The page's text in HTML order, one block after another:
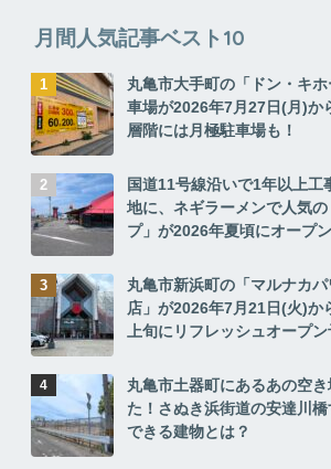
月間人気記事ベスト10
丸亀市大手町の「ドン・キ
車場が2026年7月27日(月)か
層階には月極駐車場も！
国道11号線沿いで1年以上工
地に、ネギラーメンで人気
プ」が2026年夏頃にオープ
丸亀市新浜町の「マルナカ
店」が2026年7月21日(火)か
上旬にリフレッシュオープ
丸亀市土器町にあるあの空
た！さぬき浜街道の安達川橋
できる建物とは？